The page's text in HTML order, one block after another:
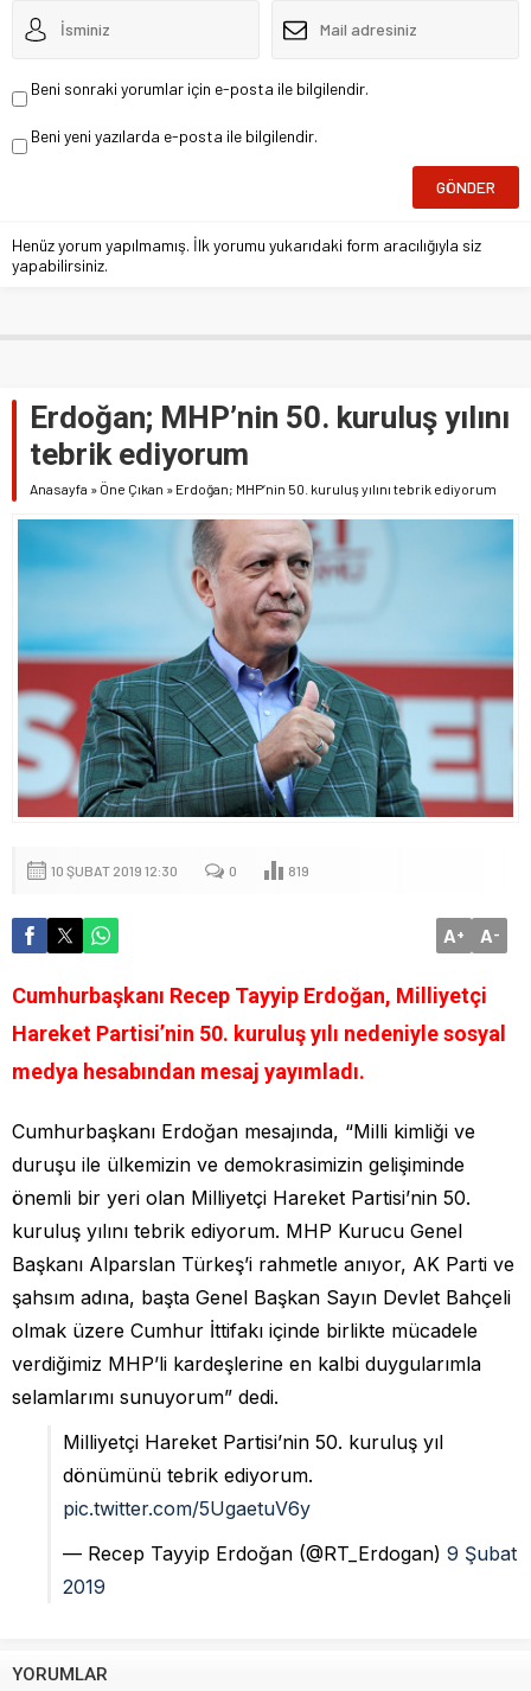
Beni sonraki yorumlar için e-posta ile bilgilendir.
Beni yeni yazılarda e-posta ile bilgilendir.
Henüz yorum yapılmamış. İlk yorumu yukarıdaki form aracılığıyla siz
yapabilirsiniz.
Erdoğan; MHP’nin 50. kuruluş yılını
tebrik ediyorum
Anasayfa » Öne Çıkan » Erdoğan; MHP’nin 50. kuruluş yılını tebrik ediyorum
10 ŞUBAT 2019 12:30 0 819
A+ A-
Cumhurbaşkanı Recep Tayyip Erdoğan, Milliyetçi
Hareket Partisi’nin 50. kuruluş yılı nedeniyle sosyal
medya hesabından mesaj yayımladı.
Cumhurbaşkanı Erdoğan mesajında, “Milli kimliği ve
duruşu ile ülkemizin ve demokrasimizin gelişiminde
önemli bir yeri olan Milliyetçi Hareket Partisi’nin 50.
kuruluş yılını tebrik ediyorum. MHP Kurucu Genel
Başkanı Alparslan Türkeş’i rahmetle anıyor, AK Parti ve
şahsım adına, başta Genel Başkan Sayın Devlet Bahçeli
olmak üzere Cumhur İttifakı içinde birlikte mücadele
verdiğimiz MHP’li kardeşlerine en kalbi duygularımla
selamlarımı sunuyorum” dedi.
Milliyetçi Hareket Partisi’nin 50. kuruluş yıl
dönümünü tebrik ediyorum.
pic.twitter.com/5UgaetuV6y
— Recep Tayyip Erdoğan (@RT_Erdogan) 9 Şubat
2019
YORUMLAR